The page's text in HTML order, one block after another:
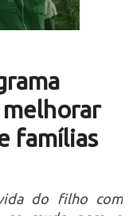
famílias
do filho com